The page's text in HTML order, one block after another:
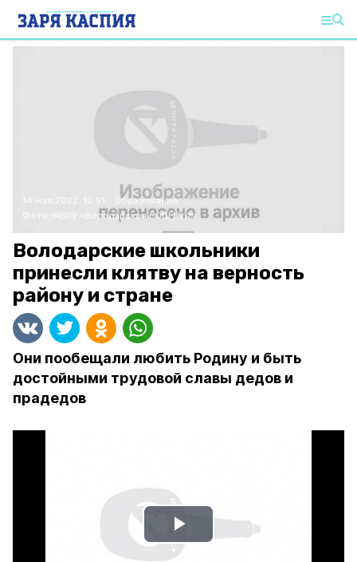
Образование
МБОУ «Володарская СОШ № 1»
Володарские школьники
принесли клятву на верность
району и стране
Они пообещали любить Родину и быть
достойными трудовой славы дедов и
прадедов
Play